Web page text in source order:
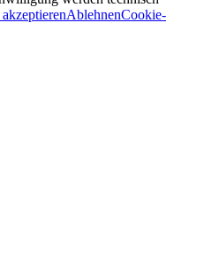
AblehnenCookie-